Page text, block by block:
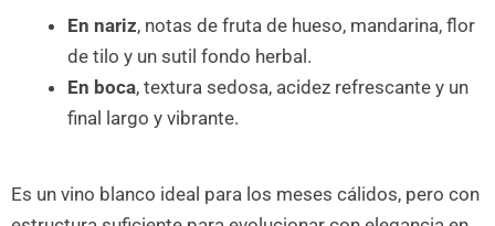
En nariz, notas de fruta de hueso, mandarina, flor
de tilo y un sutil fondo herbal.
En boca, textura sedosa, acidez refrescante y un
final largo y vibrante.
Es un vino blanco ideal para los meses cálidos, pero con